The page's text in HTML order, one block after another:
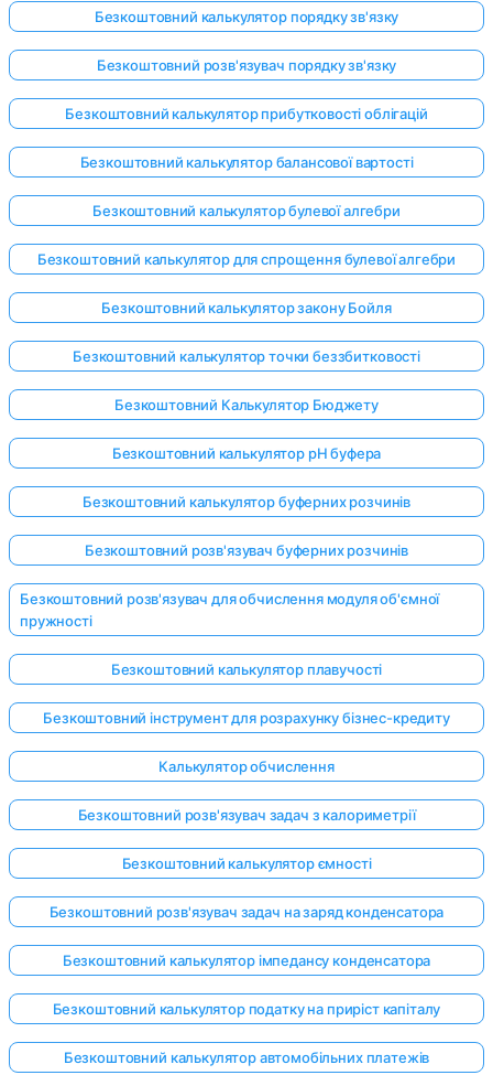
Безкоштовний калькулятор порядку зв'язку
Безкоштовний розв'язувач порядку зв'язку
Безкоштовний калькулятор прибутковості облігацій
Безкоштовний калькулятор балансової вартості
Безкоштовний калькулятор булевої алгебри
Безкоштовний калькулятор для спрощення булевої алгебри
Безкоштовний калькулятор закону Бойля
Безкоштовний калькулятор точки беззбитковості
Безкоштовний Калькулятор Бюджету
Безкоштовний калькулятор pH буфера
Безкоштовний калькулятор буферних розчинів
Безкоштовний розв'язувач буферних розчинів
Безкоштовний розв'язувач для обчислення модуля об'ємної
пружності
Безкоштовний калькулятор плавучості
Безкоштовний інструмент для розрахунку бізнес-кредиту
Калькулятор обчислення
Безкоштовний розв'язувач задач з калориметрії
Безкоштовний калькулятор ємності
Безкоштовний розв'язувач задач на заряд конденсатора
Безкоштовний калькулятор імпедансу конденсатора
Безкоштовний калькулятор податку на приріст капіталу
Безкоштовний калькулятор автомобільних платежів